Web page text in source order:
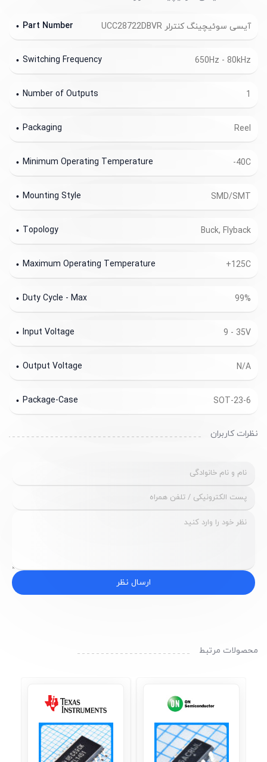
آیسی سوئیچینگ کنترلر UCC28722DBVR Part Number
650Hz - 80kHz
Switching Frequency
1
Number of Outputs
Reel
Packaging
-40C
Minimum Operating Temperature
SMD/SMT
Mounting Style
Buck, Flyback
Topology
+125C
Maximum Operating Temperature
99%
Duty Cycle - Max
9 - 35V
Input Voltage
N/A
Output Voltage
SOT-23-6
Package-Case
نظرات کاربران
ارسال نظر
محصولات مرتبط